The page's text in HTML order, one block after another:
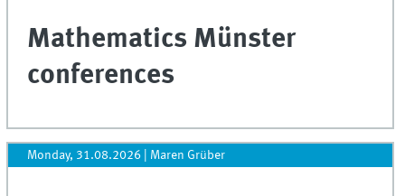
Mathematics Münster
conferences
Monday, 31.08.2026 Maren Grüber